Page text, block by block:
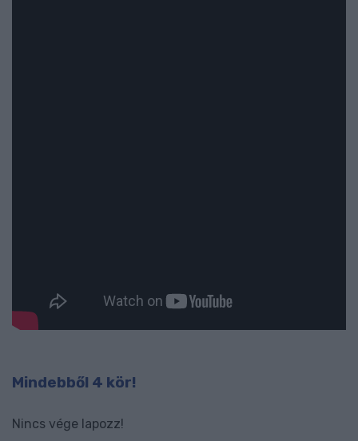
Mindebből 4 kör!
Nincs vége lapozz!